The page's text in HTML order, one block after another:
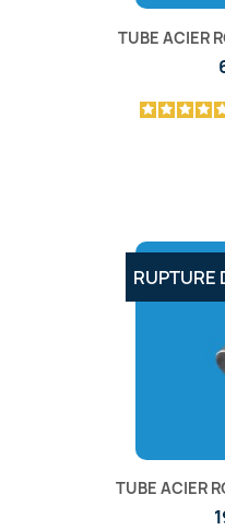
TUBE ACIER
TUBE ACIER
RUPTURE